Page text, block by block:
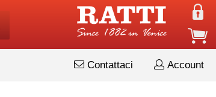
Account
Contattaci